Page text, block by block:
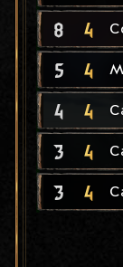
8 4
5 4
4 4
3 4
3 4